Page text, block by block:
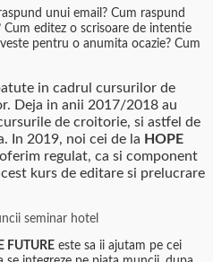
unui email? Cum raspund
editez o scrisoare de intentie
pentru o anumita ocazie? Cum
in cadrul cursurilor de
Deja in anii 2017/2018 au
de croitorie, si astfel de
In 2019, noi cei de la HOPE
regulat, ca si component
kurs de editare si prelucrare
seminar hotel
FUTURE este sa ii ajutam pe cei